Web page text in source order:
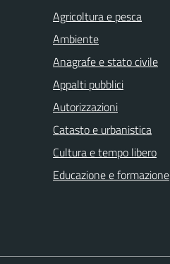
Agricoltura e pesca
Ambiente
Anagrafe e stato civile
Appalti pubblici
Autorizzazioni
Catasto e urbanistica
Cultura e tempo libero
Educazione e formazione